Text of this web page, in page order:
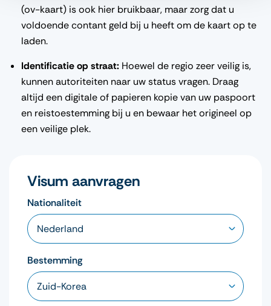
(ov-kaart) is ook hier bruikbaar, maar zorg dat u
voldoende contant geld bij u heeft om de kaart op te
laden.
Identificatie op straat: Hoewel de regio zeer veilig is,
kunnen autoriteiten naar uw status vragen. Draag
altijd een digitale of papieren kopie van uw paspoort
en reistoestemming bij u en bewaar het origineel op
een veilige plek.
Visum aanvragen
Nationaliteit
Bestemming